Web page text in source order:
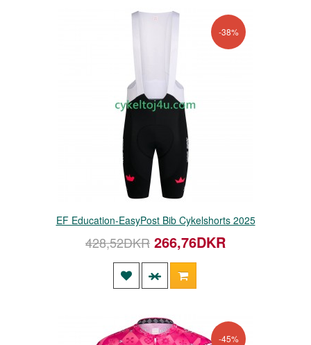
-38%
EF Education-EasyPost Bib Cykelshorts 2025
428,52DKR 266,76DKR
-45%